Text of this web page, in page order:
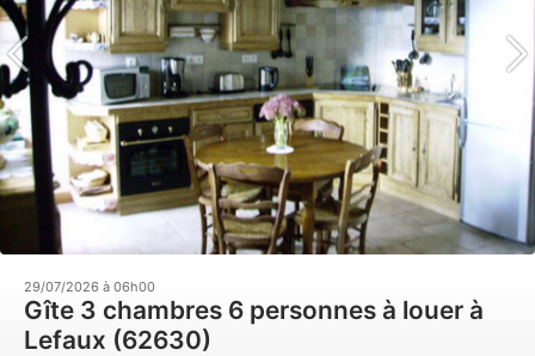
29/07/2026 à 06h00
Gîte 3 chambres 6 personnes à louer à
Lefaux (62630)